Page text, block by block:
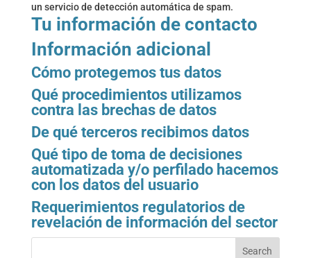
un servicio de detección automática de spam.
Tu información de contacto
Información adicional
Cómo protegemos tus datos
Qué procedimientos utilizamos
contra las brechas de datos
De qué terceros recibimos datos
Qué tipo de toma de decisiones
automatizada y/o perfilado hacemos
con los datos del usuario
Requerimientos regulatorios de
revelación de información del sector